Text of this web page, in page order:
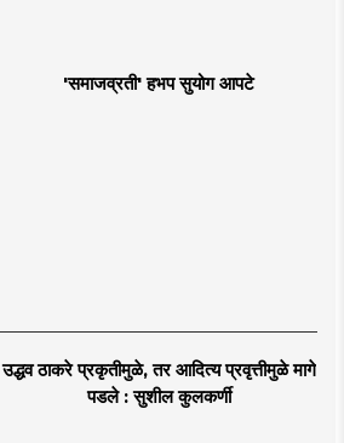
'समाजव्रती' हभप सुयोग आपटे
उद्धव ठाकरे प्रकृतीमुळे, तर आदित्य प्रवृत्तीमुळे मागे
पडले : सुशील कुलकर्णी